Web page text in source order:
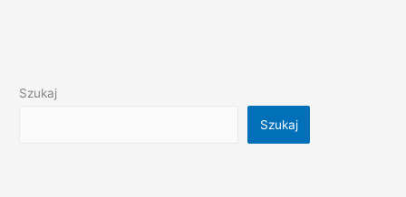
Szukaj
Szukaj